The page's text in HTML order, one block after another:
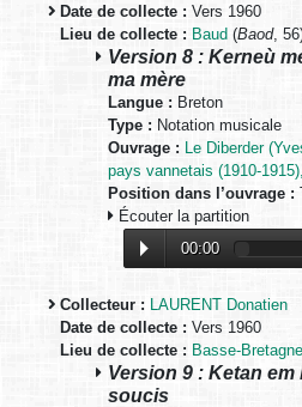
Date de collecte : Vers 1960
Lieu de collecte : Baud (Baod,
Version 8 : Kerneù
ma mère
Langue : Breton
Type : Notation musicale
Ouvrage :
Le Diberder
pays vannetais (1910-1915),
Position dans l’ouvrage :
Écouter la partition
00:00
Collecteur :
LAURENT Donatien
Date de collecte : Vers 1960
Lieu de collecte : Basse-Bretagne
Version 9 : Ketan
soucis